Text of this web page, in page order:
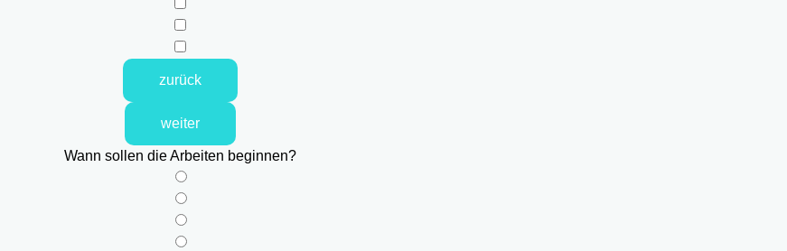
zurück
weiter
Wann sollen die Arbeiten beginnen?